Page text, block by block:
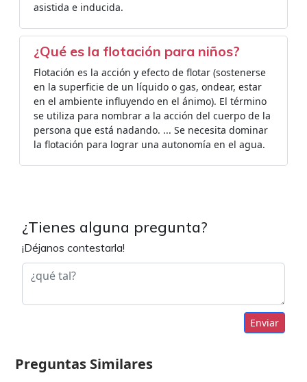
asistida e inducida.
¿Qué es la flotación para niños?
Flotación es la acción y efecto de flotar (sostenerse
en la superficie de un líquido o gas, ondear, estar
en el ambiente influyendo en el ánimo). El término
se utiliza para nombrar a la acción del cuerpo de la
persona que está nadando. ... Se necesita dominar
la flotación para lograr una autonomía en el agua.
¿Tienes alguna pregunta?
¡Déjanos contestarla!
Enviar
Preguntas Similares